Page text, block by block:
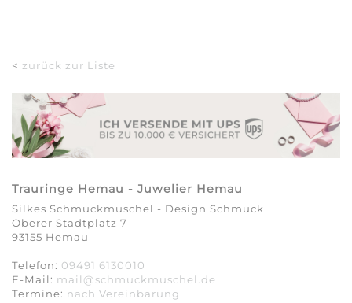
< zurück zur Liste
Trauringe Hemau - Juwelier Hemau
Silkes Schmuckmuschel - Design Schmuck
Oberer Stadtplatz 7
93155 Hemau
Telefon: 09491 6130010
E-Mail: mail@schmuckmuschel.de
Termine: nach Vereinbarung​​​​​​​